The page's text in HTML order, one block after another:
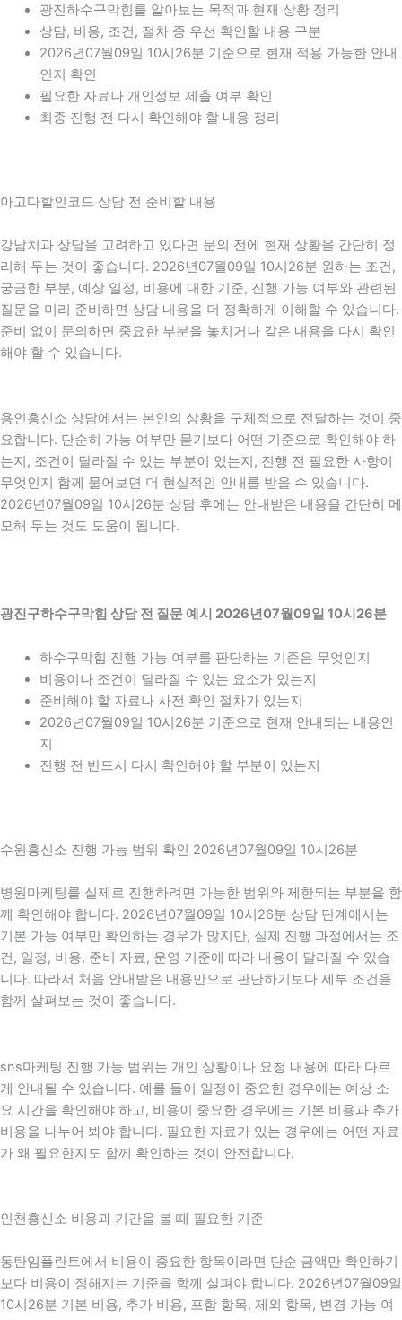
광진하수구막힘를 알아보는 목적과 현재 상황 정리
상담, 비용, 조건, 절차 중 우선 확인할 내용 구분
2026년07월09일 10시26분 기준으로 현재 적용 가능한 안내
인지 확인
필요한 자료나 개인정보 제출 여부 확인
최종 진행 전 다시 확인해야 할 내용 정리
아고다할인코드 상담 전 준비할 내용
강남치과 상담을 고려하고 있다면 문의 전에 현재 상황을 간단히 정
리해 두는 것이 좋습니다. 2026년07월09일 10시26분 원하는 조건,
궁금한 부분, 예상 일정, 비용에 대한 기준, 진행 가능 여부와 관련된
질문을 미리 준비하면 상담 내용을 더 정확하게 이해할 수 있습니다.
준비 없이 문의하면 중요한 부분을 놓치거나 같은 내용을 다시 확인
해야 할 수 있습니다.
용인흥신소 상담에서는 본인의 상황을 구체적으로 전달하는 것이 중
요합니다. 단순히 가능 여부만 묻기보다 어떤 기준으로 확인해야 하
는지, 조건이 달라질 수 있는 부분이 있는지, 진행 전 필요한 사항이
무엇인지 함께 물어보면 더 현실적인 안내를 받을 수 있습니다.
2026년07월09일 10시26분 상담 후에는 안내받은 내용을 간단히 메
모해 두는 것도 도움이 됩니다.
광진구하수구막힘 상담 전 질문 예시 2026년07월09일 10시26분
하수구막힘 진행 가능 여부를 판단하는 기준은 무엇인지
비용이나 조건이 달라질 수 있는 요소가 있는지
준비해야 할 자료나 사전 확인 절차가 있는지
2026년07월09일 10시26분 기준으로 현재 안내되는 내용인
지
진행 전 반드시 다시 확인해야 할 부분이 있는지
수원흥신소 진행 가능 범위 확인 2026년07월09일 10시26분
병원마케팅를 실제로 진행하려면 가능한 범위와 제한되는 부분을 함
께 확인해야 합니다. 2026년07월09일 10시26분 상담 단계에서는
기본 가능 여부만 확인하는 경우가 많지만, 실제 진행 과정에서는 조
건, 일정, 비용, 준비 자료, 운영 기준에 따라 내용이 달라질 수 있습
니다. 따라서 처음 안내받은 내용만으로 판단하기보다 세부 조건을
함께 살펴보는 것이 좋습니다.
sns마케팅 진행 가능 범위는 개인 상황이나 요청 내용에 따라 다르
게 안내될 수 있습니다. 예를 들어 일정이 중요한 경우에는 예상 소
요 시간을 확인해야 하고, 비용이 중요한 경우에는 기본 비용과 추가
비용을 나누어 봐야 합니다. 필요한 자료가 있는 경우에는 어떤 자료
가 왜 필요한지도 함께 확인하는 것이 안전합니다.
인천흥신소 비용과 기간을 볼 때 필요한 기준
동탄임플란트에서 비용이 중요한 항목이라면 단순 금액만 확인하기
보다 비용이 정해지는 기준을 함께 살펴야 합니다. 2026년07월09일
10시26분 기본 비용, 추가 비용, 포함 항목, 제외 항목, 변경 가능 여